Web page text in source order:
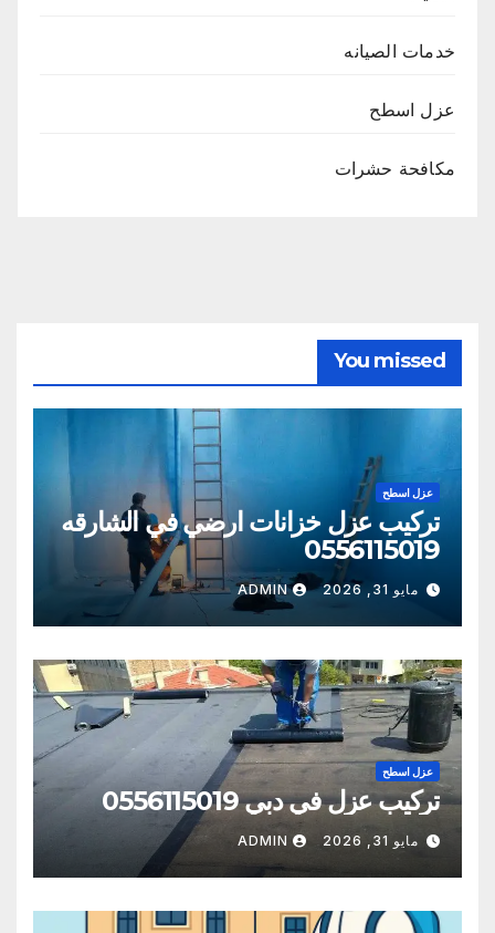
خدمات الصيانه
عزل اسطح
مكافحة حشرات
You missed
عزل اسطح
تركيب عزل خزانات ارضي في الشارقه
0556115019
مايو 31, 2026 ADMIN
عزل اسطح
تركيب عزل في دبي 0556115019
مايو 31, 2026 ADMIN